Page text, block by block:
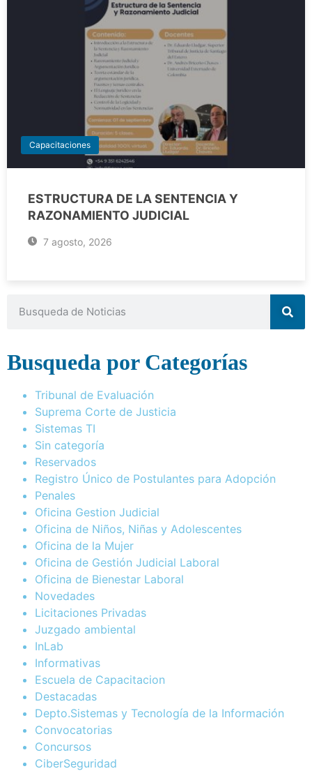
Capacitaciones
ESTRUCTURA DE LA SENTENCIA Y
RAZONAMIENTO JUDICIAL
7 agosto, 2026
Busqueda por Categorías
Tribunal de Evaluación
Suprema Corte de Justicia
Sistemas TI
Sin categoría
Reservados
Registro Único de Postulantes para Adopción
Penales
Oficina Gestion Judicial
Oficina de Niños, Niñas y Adolescentes
Oficina de la Mujer
Oficina de Gestión Judicial Laboral
Oficina de Bienestar Laboral
Novedades
Licitaciones Privadas
Juzgado ambiental
InLab
Informativas
Escuela de Capacitacion
Destacadas
Depto.Sistemas y Tecnología de la Información
Convocatorias
Concursos
CiberSeguridad